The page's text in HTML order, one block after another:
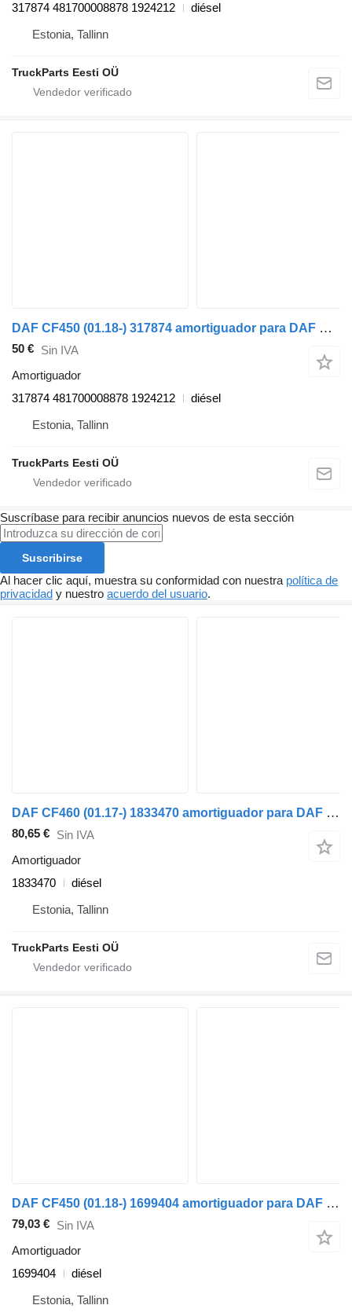
317874 481700008878 1924212
diésel
Estonia, Tallinn
TruckParts Eesti OÜ
DAF CF450 (01.18-) 317874 amortiguador para DAF CF450, CF460 (2017-) cabeza tractora
50 € Sin IVA
Amortiguador
317874 481700008878 1924212
diésel
Estonia, Tallinn
TruckParts Eesti OÜ
Suscríbase para recibir anuncios nuevos de esta sección
Suscribirse
Al hacer clic aquí, muestra su conformidad con nuestra política de
privacidad y nuestro acuerdo del usuario.
DAF CF460 (01.17-) 1833470 amortiguador para DAF CF450, CF460 (2017-) cabeza tractora
80,65 € Sin IVA
Amortiguador
1833470
diésel
Estonia, Tallinn
TruckParts Eesti OÜ
DAF CF450 (01.18-) 1699404 amortiguador para DAF CF450, CF460 (2017-) cabeza tractora
79,03 € Sin IVA
Amortiguador
1699404
diésel
Estonia, Tallinn